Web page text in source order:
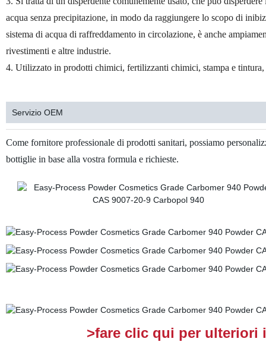
acqua senza precipitazione, in modo da raggiungere lo scopo di
sistema di acqua di raffreddamento in circolazione, è anche
rivestimenti e altre industrie.
4. Utilizzato in prodotti chimici, fertilizzanti chimici, stampa e
Servizio OEM
Come fornitore professionale di prodotti sanitari, possiamo
bottiglie in base alla vostra formula e richieste.
>fare clic qui per